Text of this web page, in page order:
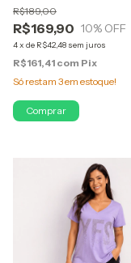
R$169,90
R$189,00
10% OFF
4x de R$42,48 sem juros
R$161,41 com Pix
Só restam 3em estoque!
Comprar